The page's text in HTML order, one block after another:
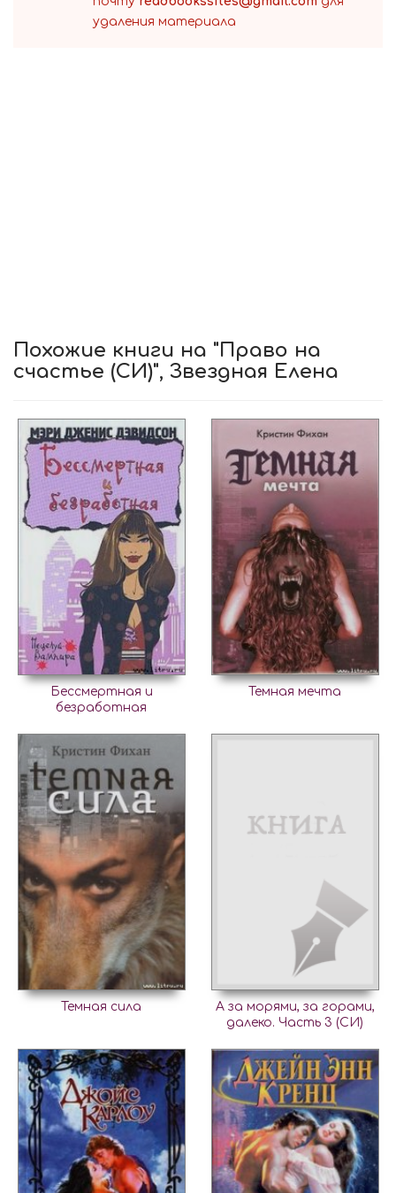
удаления материала
Похожие книги на "Право на
счастье (СИ)", Звездная Елена
Бессмертная и
безработная
Темная мечта
Темная сила
А за морями, за горами,
далеко. Часть 3 (СИ)